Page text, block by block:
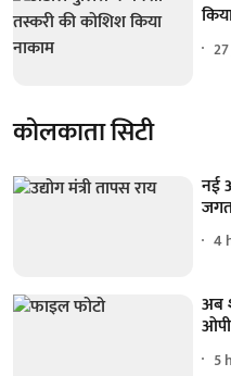
कोलकाता सिटी
नई
4
अब
5